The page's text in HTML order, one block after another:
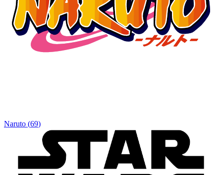
Naruto (69)